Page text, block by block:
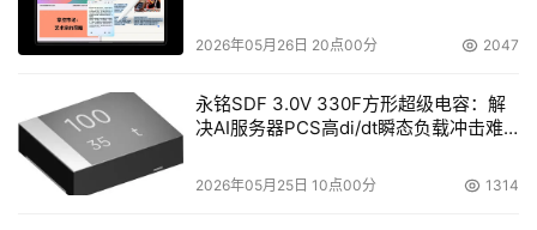
另一个不能忽视的因素是，这几年相关存储厂商正不断
增加，使得“价格战”也终于成了他们的口头禅。现在，“存储
圈”原来的生态平衡终于被打破了。
很自然的，这样的变化也促使存储厂商们必须尽快改变
过去的销售模式，而渠道的建设无疑将会加快这种进程。
2026年05月26日 20点00分 2047
永铭SDF 3.0V 330F方形超级电容：解
决AI服务器PCS高di/dt瞬态负载冲击难
2026年05月25日 10点00分 1314